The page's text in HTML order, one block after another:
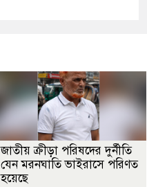
জাতীয় ক্রীড়া পরিষদের দুর্নীতি
যেন মরনঘাতি ভাইরাসে পরিণত
হয়েছে